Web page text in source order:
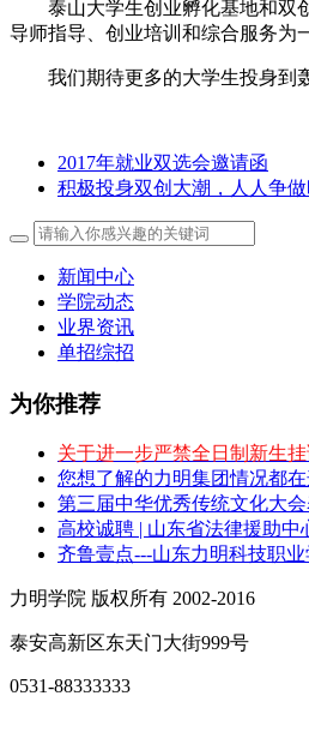
泰山大学生创业孵化基地和双
导师指导、创业培训和综合服务为
我们期待更多的大学生投身到
2017年就业双选会邀请函
积极投身双创大潮，人人争
新闻中心
学院动态
业界资讯
单招综招
为你推荐
关于进一步严禁全日制新生
您想了解的力明集团情况都
第三届中华优秀传统文化大
高校诚聘 | 山东省法律援助
齐鲁壹点---山东力明科技职
力明学院 版权所有 2002-2016
泰安高新区东天门大街999号
0531-88333333